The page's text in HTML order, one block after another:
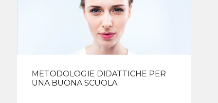
METODOLOGIE DIDATTICHE PER
UNA BUONA SCUOLA